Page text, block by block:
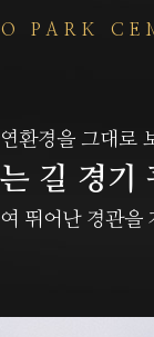
PARK
환경을 그대로
길 경기
뛰어난 경관